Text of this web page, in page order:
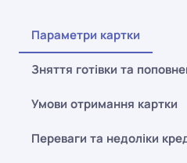
Параметри картки
Зняття готівки та
Умови отримання картки
Переваги та недоліки